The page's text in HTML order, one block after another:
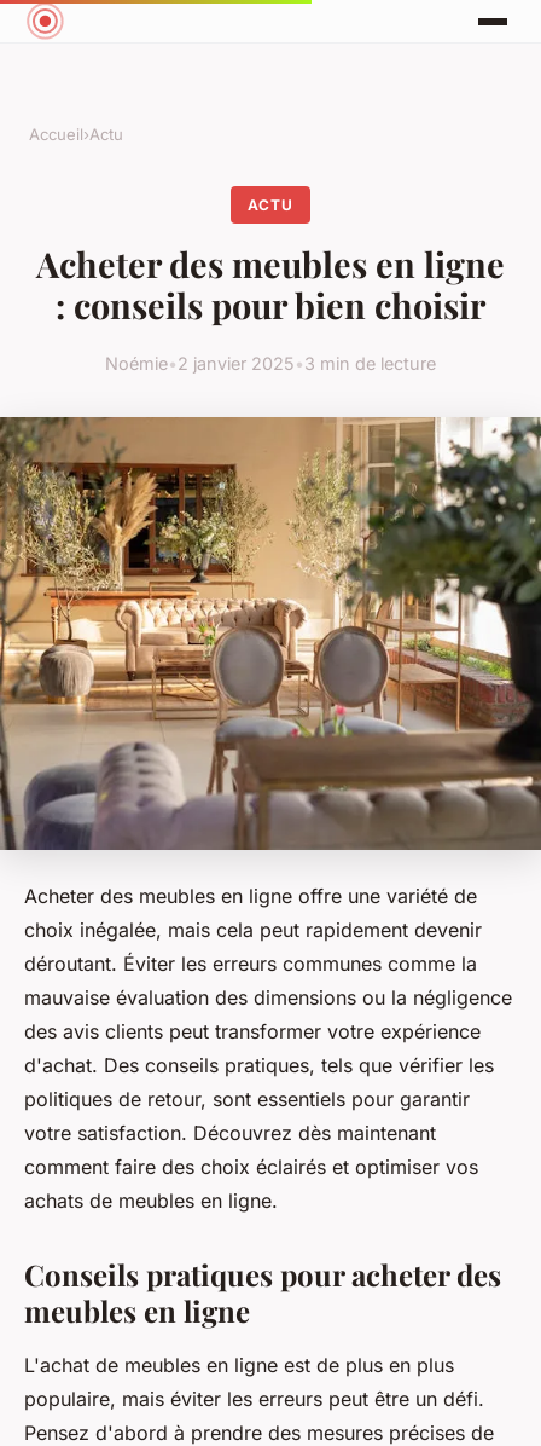
Accueil›Actu
ACTU
Acheter des meubles en ligne
: conseils pour bien choisir
Noémie•2 janvier 2025•3 min de lecture
Acheter des meubles en ligne offre une variété de
choix inégalée, mais cela peut rapidement devenir
déroutant. Éviter les erreurs communes comme la
mauvaise évaluation des dimensions ou la négligence
des avis clients peut transformer votre expérience
d'achat. Des conseils pratiques, tels que vérifier les
politiques de retour, sont essentiels pour garantir
votre satisfaction. Découvrez dès maintenant
comment faire des choix éclairés et optimiser vos
achats de meubles en ligne.
Conseils pratiques pour acheter des
meubles en ligne
L'achat de meubles en ligne est de plus en plus
populaire, mais éviter les erreurs peut être un défi.
Pensez d'abord à prendre des mesures précises de